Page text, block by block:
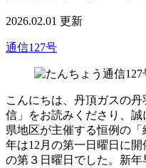
2026.02.01 更新
通信127号
こんにちは、丹頂ガスの
信」をお読みくださり、
県地区が主催する恒例の
年は12月の第一日曜日に
の第３日曜日でした。新